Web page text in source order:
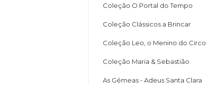
Coleção O Portal do Tempo
Coleção Clássicos a Brincar
Coleção Leo, o Menino do Circo
Coleção Maria & Sebastião
As Gémeas - Adeus Santa Clara